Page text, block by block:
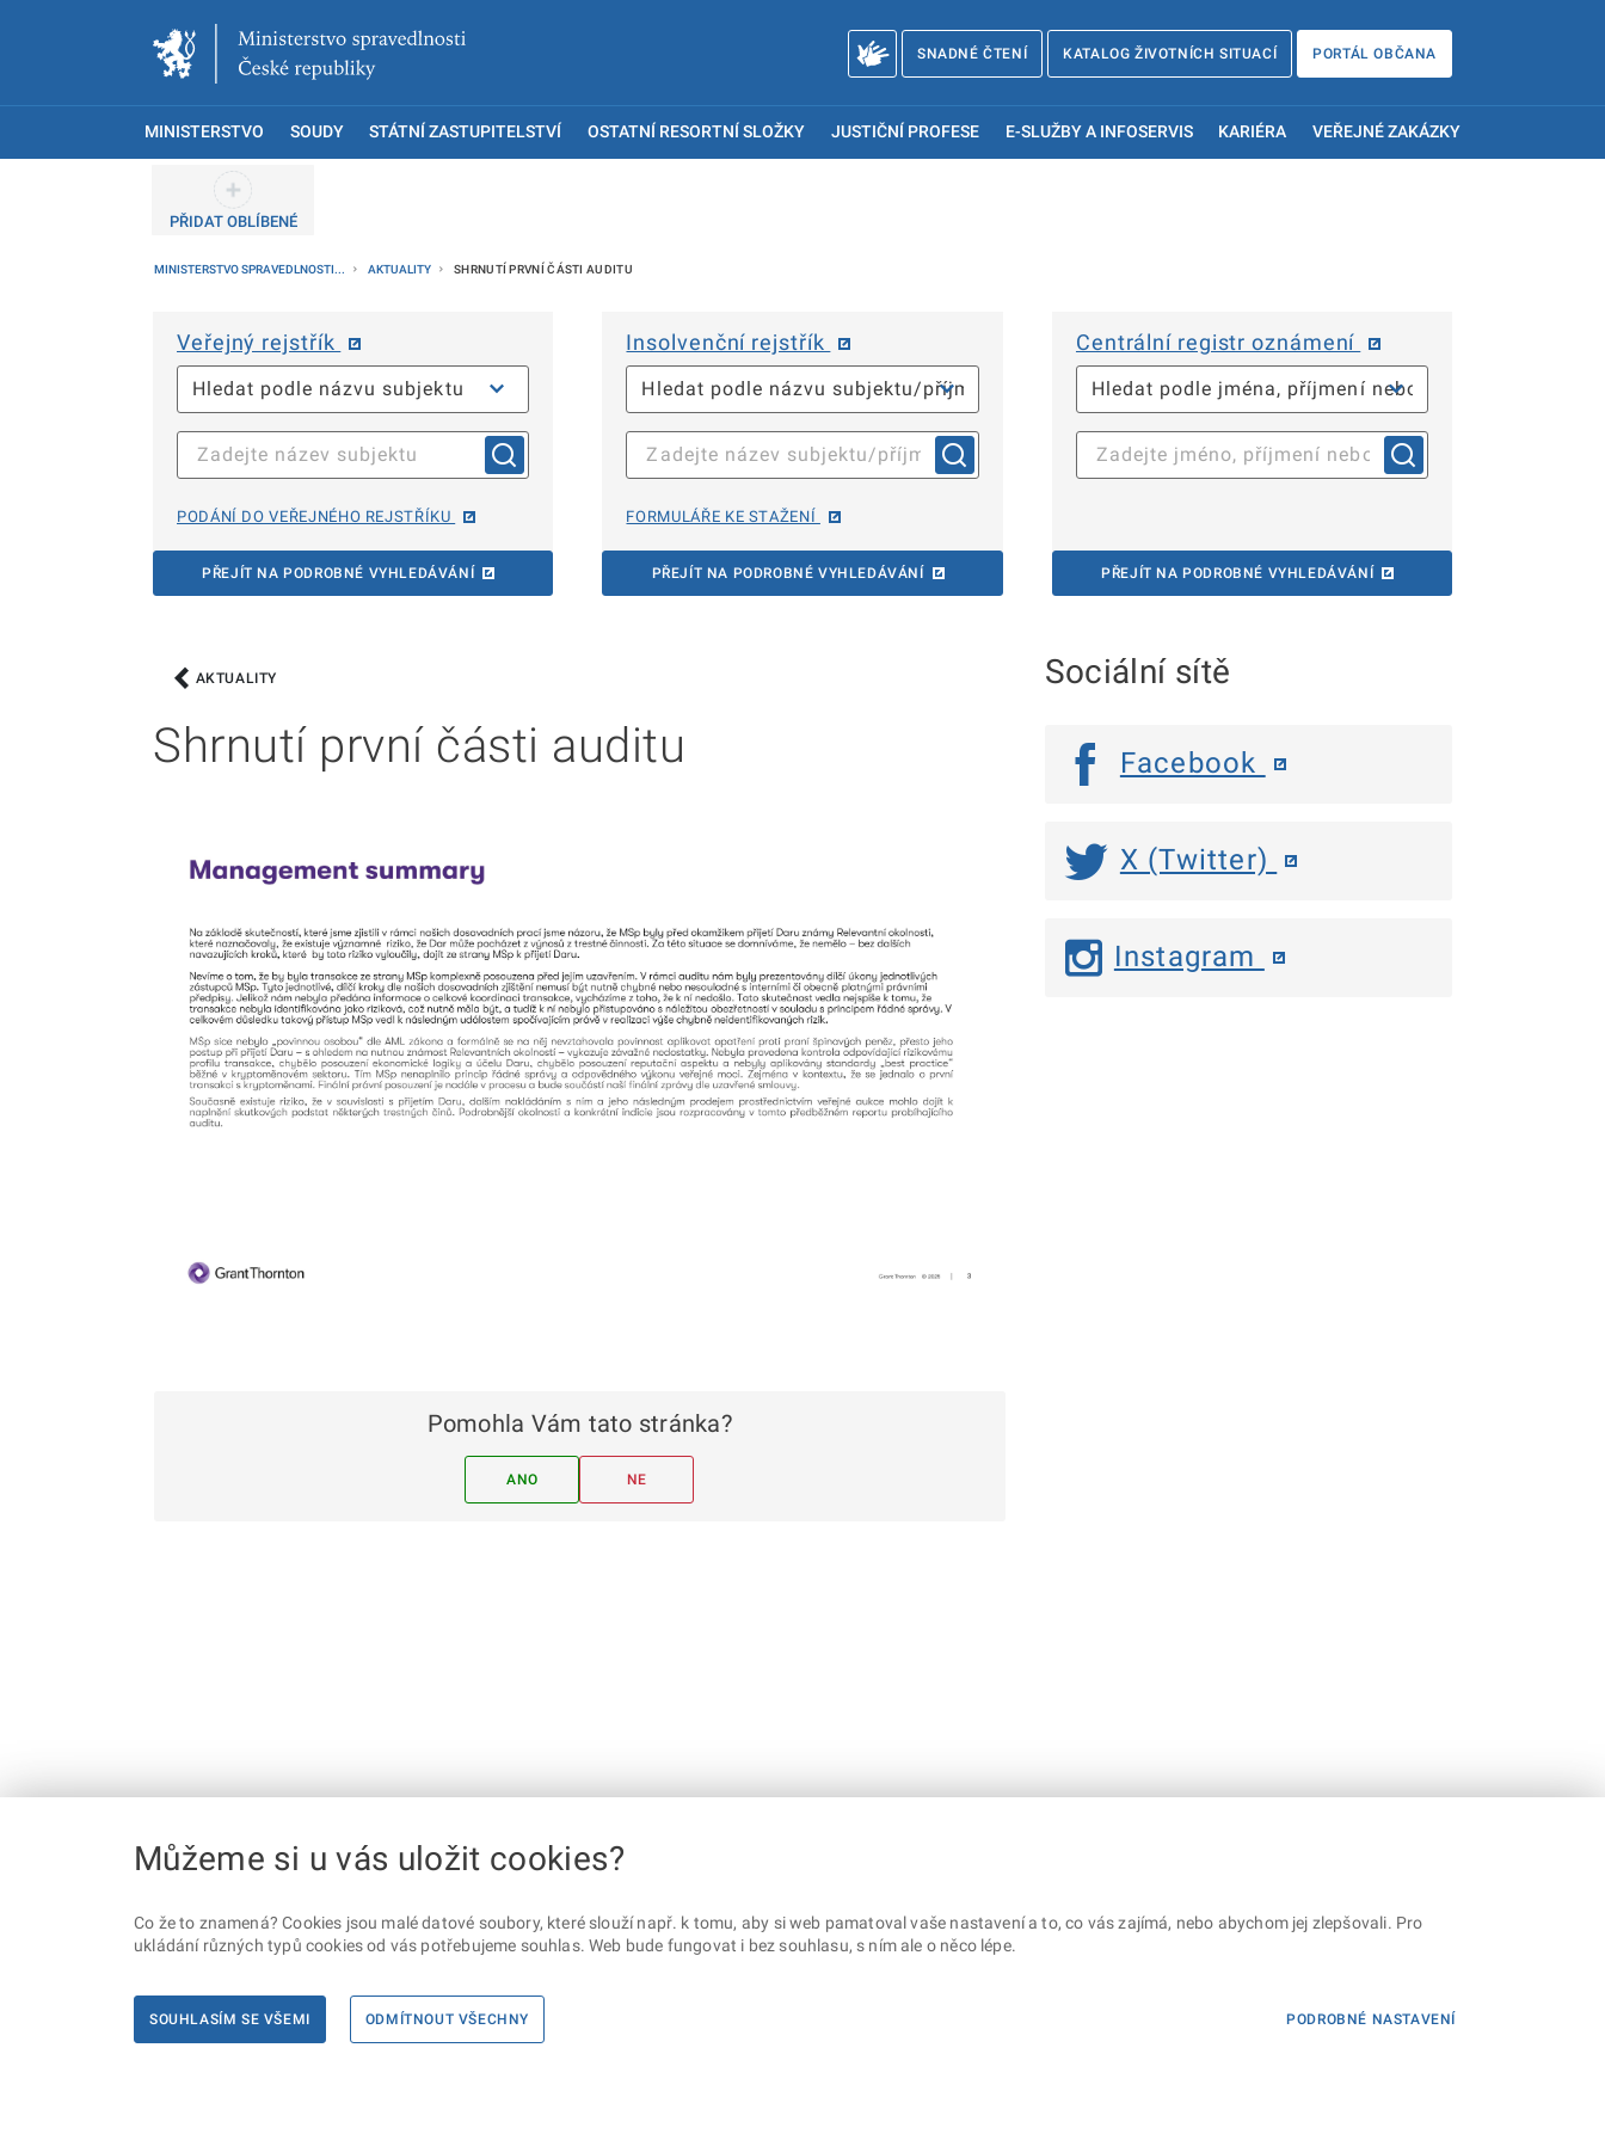
SNADNÉ ČTENÍ KATALOG ŽIVOTNÍCH SITUACÍ PORTÁL OBČANA
MINISTERSTVO SOUDY STÁTNÍ ZASTUPITELSTVÍ OSTATNÍ RESORTNÍ SLOŽKY JUSTIČNÍ PROFESE E-SLUŽBY A INFOSERVIS KARIÉRA VEŘEJNÉ ZAKÁZKY
PŘIDAT OBLÍBENÉ
MINISTERSTVO SPRAVEDLNOSTI... AKTUALITY SHRNUTÍ PRVNÍ ČÁSTI AUDITU
Veřejný rejstřík
PODÁNÍ DO VEŘEJNÉHO REJSTŘÍKU
PŘEJÍT NA PODROBNÉ VYHLEDÁVÁNÍ
Insolvenční rejstřík
FORMULÁŘE KE STAŽENÍ
PŘEJÍT NA PODROBNÉ VYHLEDÁVÁNÍ
Centrální registr oznámení
PŘEJÍT NA PODROBNÉ VYHLEDÁVÁNÍ
AKTUALITY
Shrnutí první části auditu
Pomohla Vám tato stránka?
ANO NE
Sociální sítě
Facebook
X (Twitter)
Instagram
Můžeme si u vás uložit cookies?
Co že to znamená? Cookies jsou malé datové soubory, které slouží např. k tomu, aby si web pamatoval vaše nastavení a to, co vás zajímá, nebo abychom jej zlepšovali. Pro
ukládání různých typů cookies od vás potřebujeme souhlas. Web bude fungovat i bez souhlasu, s ním ale o něco lépe.
SOUHLASÍM SE VŠEMI ODMÍTNOUT VŠECHNY PODROBNÉ NASTAVENÍ